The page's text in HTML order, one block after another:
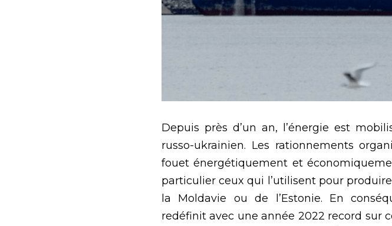
Depuis près d’un an, l’énergie est
russo-ukrainien. Les rationnements
fouet énergétiquement et
particulier ceux qui l’utilisent pour
la Moldavie ou de l’Estonie. En
redéfinit avec une année 2022 record sur